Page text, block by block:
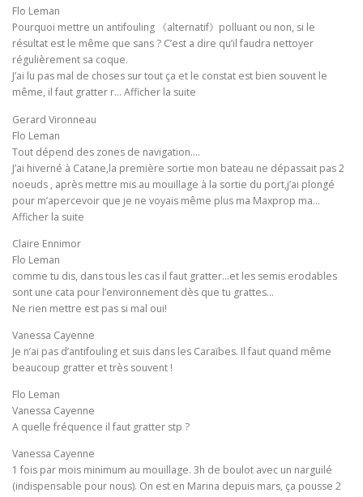
Flo Leman
Pourquoi mettre un antifouling 《alternatif》polluant ou non, si le
résultat est le même que sans ? C’est a dire qu’il faudra nettoyer
régulièrement sa coque.
J’ai lu pas mal de choses sur tout ça et le constat est bien souvent le
même, il faut gratter r… Afficher la suite
Gerard Vironneau
Flo Leman
Tout dépend des zones de navigation….
J’ai hiverné à Catane,la première sortie mon bateau ne dépassait pas 2
noeuds , après mettre mis au mouillage à la sortie du port,j’ai plongé
pour m’apercevoir que je ne voyais même plus ma Maxprop ma…
Afficher la suite
Claire Ennimor
Flo Leman
comme tu dis, dans tous les cas il faut gratter…et les semis erodables
sont une cata pour l’environnement dès que tu grattes…
Ne rien mettre est pas si mal oui!
Vanessa Cayenne
Je n’ai pas d’antifouling et suis dans les Caraïbes. Il faut quand même
beaucoup gratter et très souvent !
Flo Leman
Vanessa Cayenne
A quelle fréquence il faut gratter stp ?
Vanessa Cayenne
1 fois par mois minimum au mouillage. 3h de boulot avec un narguilé
(indispensable pour nous). On est en Marina depuis mars, ça pousse 2